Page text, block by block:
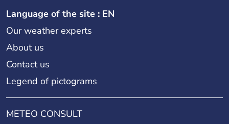
Language of the site : EN
Our weather experts
About us
Contact us
Legend of pictograms
METEO CONSULT